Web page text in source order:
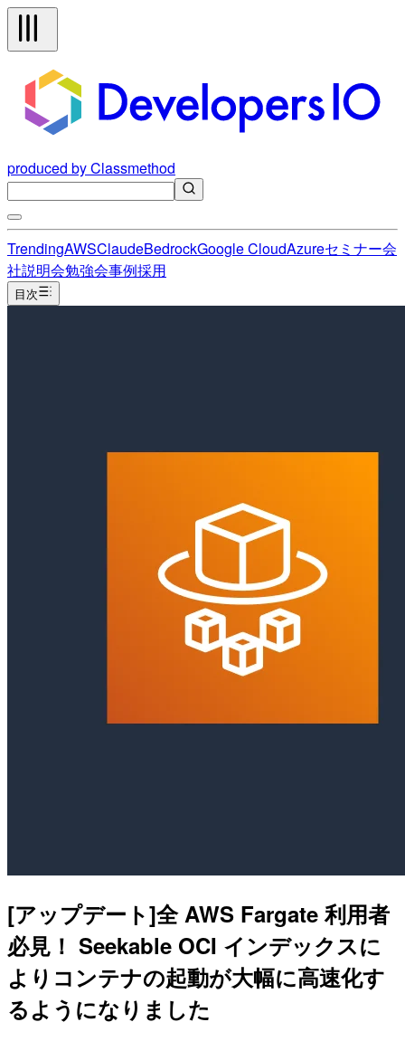
produced by Classmethod
TrendingAWSClaudeBedrockGoogle CloudAzureセミナー会
社説明会勉強会事例採用
目次
[アップデート]全 AWS Fargate 利用者
必見！ Seekable OCI インデックスに
よりコンテナの起動が大幅に高速化す
るようになりました